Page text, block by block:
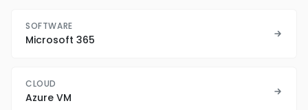
SOFTWARE
Microsoft 365
CLOUD
Azure VM